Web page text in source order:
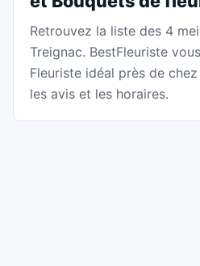
Retrouvez la liste des 4
Treignac. BestFleuriste
Fleuriste idéal près de
les avis et les horaires.